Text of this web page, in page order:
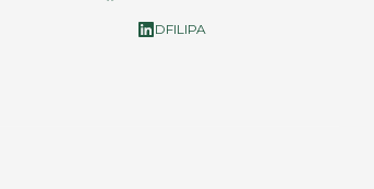
DFILIPA